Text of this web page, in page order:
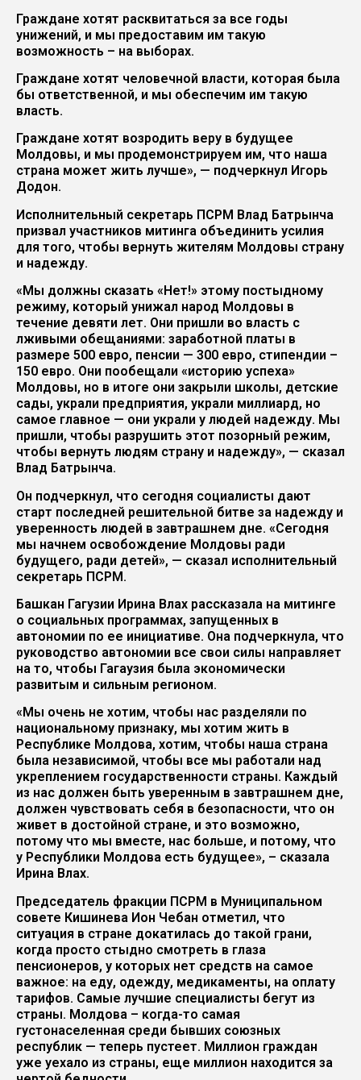
Граждане хотят расквитаться за все годы
унижений, и мы предоставим им такую
возможность – на выборах.
Граждане хотят человечной власти, которая была
бы ответственной, и мы обеспечим им такую
власть.
Граждане хотят возродить веру в будущее
Молдовы, и мы продемонстрируем им, что наша
страна может жить лучше», — подчеркнул Игорь
Додон.
Исполнительный секретарь ПСРМ Влад Батрынча
призвал участников митинга объединить усилия
для того, чтобы вернуть жителям Молдовы страну
и надежду.
«Мы должны сказать «Нет!» этому постыдному
режиму, который унижал народ Молдовы в
течение девяти лет. Они пришли во власть с
лживыми обещаниями: заработной платы в
размере 500 евро, пенсии — 300 евро, стипендии –
150 евро. Они пообещали «историю успеха»
Молдовы, но в итоге они закрыли школы, детские
сады, украли предприятия, украли миллиард, но
самое главное — они украли у людей надежду. Мы
пришли, чтобы разрушить этот позорный режим,
чтобы вернуть людям страну и надежду», — сказал
Влад Батрынча.
Он подчеркнул, что сегодня социалисты дают
старт последней решительной битве за надежду и
уверенность людей в завтрашнем дне. «Сегодня
мы начнем освобождение Молдовы ради
будущего, ради детей», — сказал исполнительный
секретарь ПСРМ.
Башкан Гагузии Ирина Влах рассказала на митинге
о социальных программах, запущенных в
автономии по ее инициативе. Она подчеркнула, что
руководство автономии все свои силы направляет
на то, чтобы Гагаузия была экономически
развитым и сильным регионом.
«Мы очень не хотим, чтобы нас разделяли по
национальному признаку, мы хотим жить в
Республике Молдова, хотим, чтобы наша страна
была независимой, чтобы все мы работали над
укреплением государственности страны. Каждый
из нас должен быть уверенным в завтрашнем дне,
должен чувствовать себя в безопасности, что он
живет в достойной стране, и это возможно,
потому что мы вместе, нас больше, и потому, что
у Республики Молдова есть будущее», – сказала
Ирина Влах.
Председатель фракции ПСРМ в Муниципальном
совете Кишинева Ион Чебан отметил, что
ситуация в стране докатилась до такой грани,
когда просто стыдно смотреть в глаза
пенсионеров, у которых нет средств на самое
важное: на еду, одежду, медикаменты, на оплату
тарифов. Самые лучшие специалисты бегут из
страны. Молдова – когда-то самая
густонаселенная среди бывших союзных
республик — теперь пустеет. Миллион граждан
уже уехало из страны, еще миллион находится за